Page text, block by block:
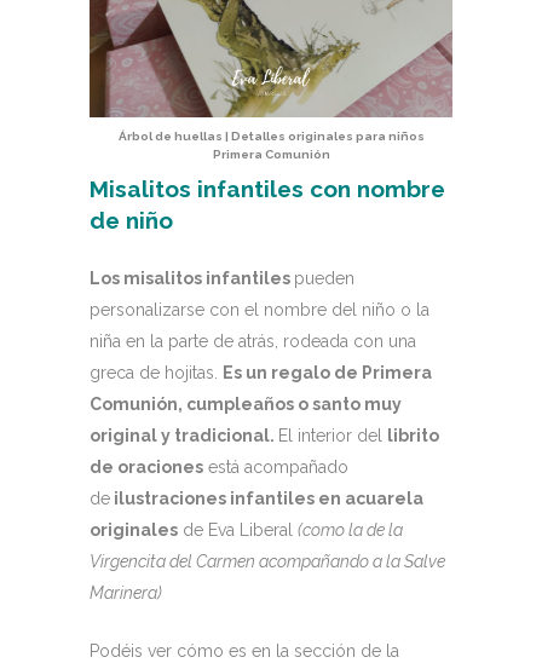
Árbol de huellas | Detalles originales para niños
Primera Comunión
Misalitos infantiles con nombre
de niño
Los misalitos infantiles pueden
personalizarse con el nombre del niño o la
niña en la parte de atrás, rodeada con una
greca de hojitas. Es un regalo de Primera
Comunión, cumpleaños o santo muy
original y tradicional. El interior del librito
de oraciones está acompañado
de ilustraciones infantiles en acuarela
originales de Eva Liberal (como la de la
Virgencita del Carmen acompañando a la Salve
Marinera)
Podéis ver cómo es en la sección de la